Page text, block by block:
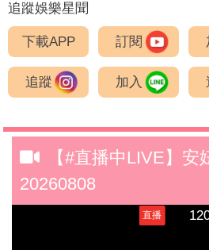
追蹤娛樂星聞
下載APP 訂閱
追蹤 加入
【#直播中LIVE】安
20260808